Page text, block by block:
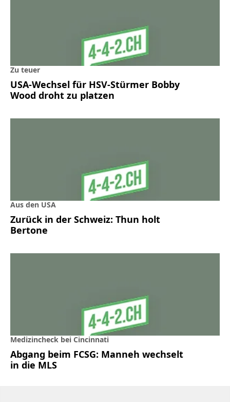
Zu teuer
USA-Wechsel für HSV-Stürmer Bobby
Wood droht zu platzen
Aus den USA
Zurück in der Schweiz: Thun holt
Bertone
Medizincheck bei Cincinnati
Abgang beim FCSG: Manneh wechselt
in die MLS